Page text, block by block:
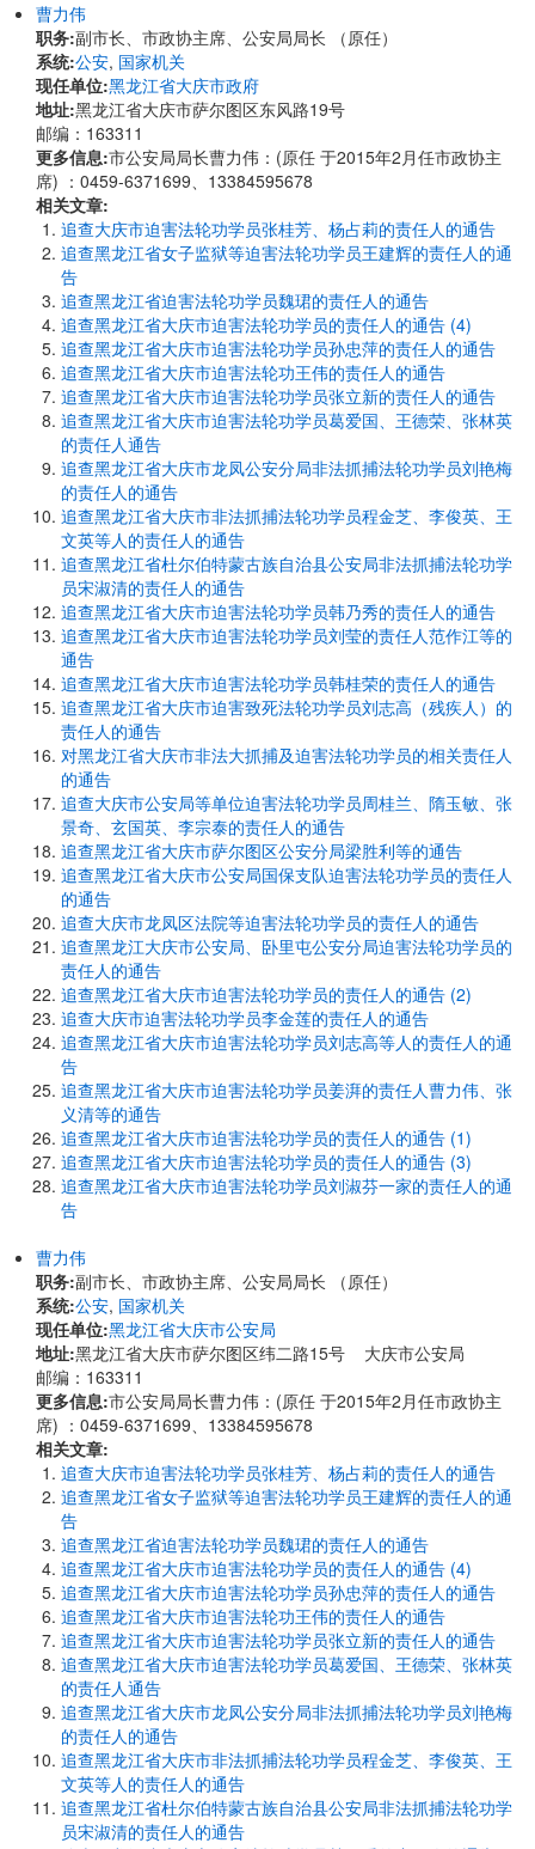
曹力伟
职务:副市长、市政协主席、公安局局长 （原任）
系统:公安, 国家机关
现任单位:黑龙江省大庆市政府
地址:黑龙江省大庆市萨尔图区东风路19号
邮编：163311
更多信息:市公安局局长曹力伟：(原任 于2015年2月任市政协主
席) ：0459-6371699、13384595678
相关文章:
追查大庆市迫害法轮功学员张桂芳、杨占莉的责任人的通告
追查黑龙江省女子监狱等迫害法轮功学员王建辉的责任人的通
告
追查黑龙江省迫害法轮功学员魏珺的责任人的通告
追查黑龙江省大庆市迫害法轮功学员的责任人的通告 (4)
追查黑龙江省大庆市迫害法轮功学员孙忠萍的责任人的通告
追查黑龙江省大庆市迫害法轮功王伟的责任人的通告
追查黑龙江省大庆市迫害法轮功学员张立新的责任人的通告
追查黑龙江省大庆市迫害法轮功学员葛爱国、王德荣、张林英
的责任人通告
追查黑龙江省大庆市龙凤公安分局非法抓捕法轮功学员刘艳梅
的责任人的通告
追查黑龙江省大庆市非法抓捕法轮功学员程金芝、李俊英、王
文英等人的责任人的通告
追查黑龙江省杜尔伯特蒙古族自治县公安局非法抓捕法轮功学
员宋淑清的责任人的通告
追查黑龙江省大庆市迫害法轮功学员韩乃秀的责任人的通告
追查黑龙江省大庆市迫害法轮功学员刘莹的责任人范作江等的
通告
追查黑龙江省大庆市迫害法轮功学员韩桂荣的责任人的通告
追查黑龙江省大庆市迫害致死法轮功学员刘志高（残疾人）的
责任人的通告
对黑龙江省大庆市非法大抓捕及迫害法轮功学员的相关责任人
的通告
追查大庆市公安局等单位迫害法轮功学员周桂兰、隋玉敏、张
景奇、玄国英、李宗泰的责任人的通告
追查黑龙江省大庆市萨尔图区公安分局梁胜利等的通告
追查黑龙江省大庆市公安局国保支队迫害法轮功学员的责任人
的通告
追查大庆市龙凤区法院等迫害法轮功学员的责任人的通告
追查黑龙江大庆市公安局、卧里屯公安分局迫害法轮功学员的
责任人的通告
追查黑龙江省大庆市迫害法轮功学员的责任人的通告 (2)
追查大庆市迫害法轮功学员李金莲的责任人的通告
追查黑龙江省大庆市迫害法轮功学员刘志高等人的责任人的通
告
追查黑龙江省大庆市迫害法轮功学员姜湃的责任人曹力伟、张
义清等的通告
追查黑龙江省大庆市迫害法轮功学员的责任人的通告 (1)
追查黑龙江省大庆市迫害法轮功学员的责任人的通告 (3)
追查黑龙江省大庆市迫害法轮功学员刘淑芬一家的责任人的通
告
曹力伟
职务:副市长、市政协主席、公安局局长 （原任）
系统:公安, 国家机关
现任单位:黑龙江省大庆市公安局
地址:黑龙江省大庆市萨尔图区纬二路15号 大庆市公安局
邮编：163311
更多信息:市公安局局长曹力伟：(原任 于2015年2月任市政协主
席) ：0459-6371699、13384595678
相关文章:
追查大庆市迫害法轮功学员张桂芳、杨占莉的责任人的通告
追查黑龙江省女子监狱等迫害法轮功学员王建辉的责任人的通
告
追查黑龙江省迫害法轮功学员魏珺的责任人的通告
追查黑龙江省大庆市迫害法轮功学员的责任人的通告 (4)
追查黑龙江省大庆市迫害法轮功学员孙忠萍的责任人的通告
追查黑龙江省大庆市迫害法轮功王伟的责任人的通告
追查黑龙江省大庆市迫害法轮功学员张立新的责任人的通告
追查黑龙江省大庆市迫害法轮功学员葛爱国、王德荣、张林英
的责任人通告
追查黑龙江省大庆市龙凤公安分局非法抓捕法轮功学员刘艳梅
的责任人的通告
追查黑龙江省大庆市非法抓捕法轮功学员程金芝、李俊英、王
文英等人的责任人的通告
追查黑龙江省杜尔伯特蒙古族自治县公安局非法抓捕法轮功学
员宋淑清的责任人的通告